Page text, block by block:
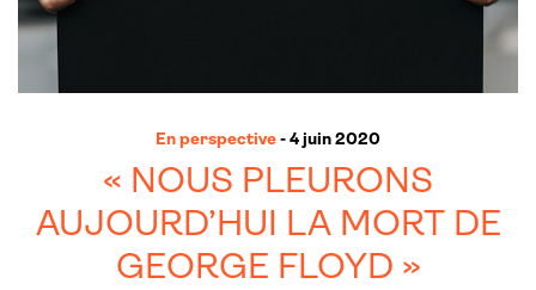
En perspective - 4 juin 2020
« NOUS PLEURONS
AUJOURD’HUI LA MORT DE
GEORGE FLOYD »